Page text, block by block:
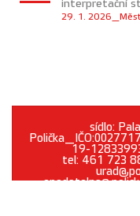
interpretační
29. 1.
sídlo:
19-
tel: 461 723